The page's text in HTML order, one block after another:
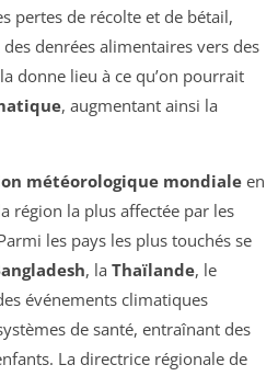
pertes de récolte et de bétail,
denrées alimentaires vers des
donne lieu à ce qu’on pourrait
, augmentant ainsi la
météorologique mondiale en
région la plus affectée par les
les pays les plus touchés se
, la Thaïlande, le
événements climatiques
de santé, entraînant des
La directrice régionale de